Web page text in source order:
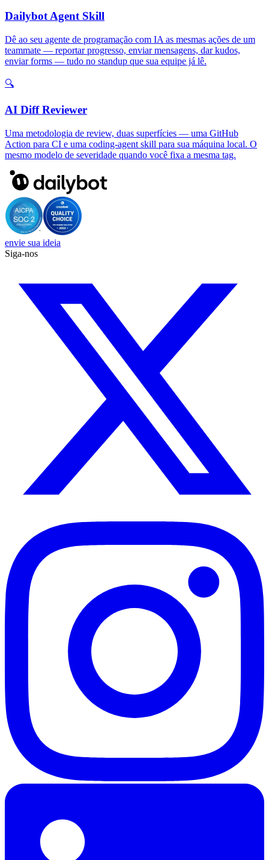
Dailybot Agent Skill
Dê ao seu agente de programação com IA as mesmas ações de um
teammate — reportar progresso, enviar mensagens, dar kudos,
enviar forms — tudo no standup que sua equipe já lê.
🔍
AI Diff Reviewer
Uma metodologia de review, duas superfícies — uma GitHub
Action para CI e uma coding-agent skill para sua máquina local. O
mesmo modelo de severidade quando você fixa a mesma tag.
envie sua ideia
Siga-nos